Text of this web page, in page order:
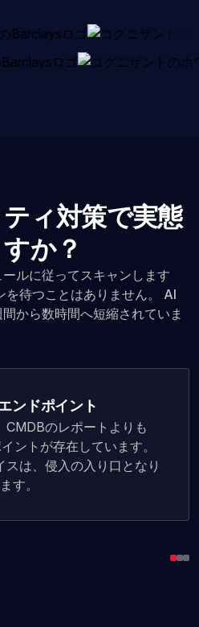
ィ対策で実態
か？
ルに従ってスキャンします
を待つことはありません。 AI
から数時間へ短縮されていま
ンドポイント
CMDBのレポートよりも
ントが存在しています。
は、侵入の入り口となり
ます。